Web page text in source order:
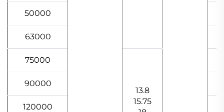
50000
63000
75000
13.8
15.75
90000
120000